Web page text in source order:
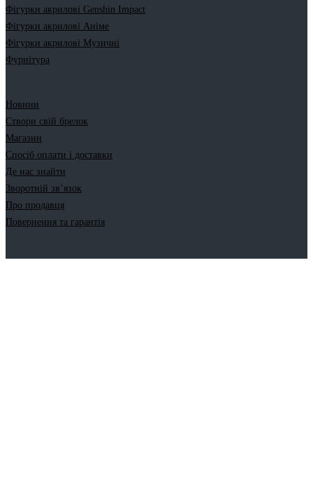
Фігурки акрилові Genshin Impact
Фігурки акрилові Аніме
Фігурки акрилові Музичні
Фурнітура
Новини
Створи свій брелок
Магазин
Спосіб оплати і доставки
Де нас знайти
Зворотній зв’язок
Про продавця
Повернення та гарантія